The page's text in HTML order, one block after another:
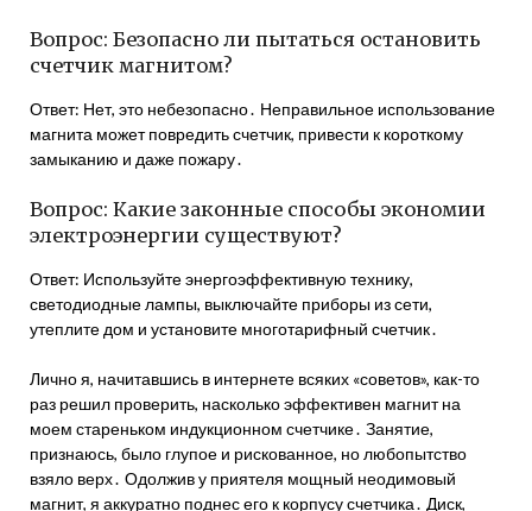
Вопрос: Безопасно ли пытаться остановить
счетчик магнитом?
Ответ: Нет, это небезопасно․ Неправильное использование
магнита может повредить счетчик, привести к короткому
замыканию и даже пожару․
Вопрос: Какие законные способы экономии
электроэнергии существуют?
Ответ: Используйте энергоэффективную технику,
светодиодные лампы, выключайте приборы из сети,
утеплите дом и установите многотарифный счетчик․
Лично я, начитавшись в интернете всяких «советов», как-то
раз решил проверить, насколько эффективен магнит на
моем стареньком индукционном счетчике․ Занятие,
признаюсь, было глупое и рискованное, но любопытство
взяло верх․ Одолжив у приятеля мощный неодимовый
магнит, я аккуратно поднес его к корпусу счетчика․ Диск,